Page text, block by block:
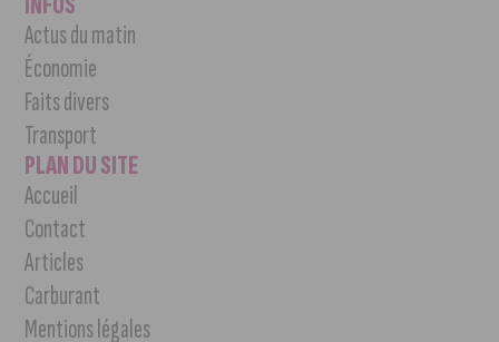
Actus du matin
Économie
Faits divers
Transport
PLAN DU SITE
Accueil
Contact
Articles
Carburant
Mentions légales